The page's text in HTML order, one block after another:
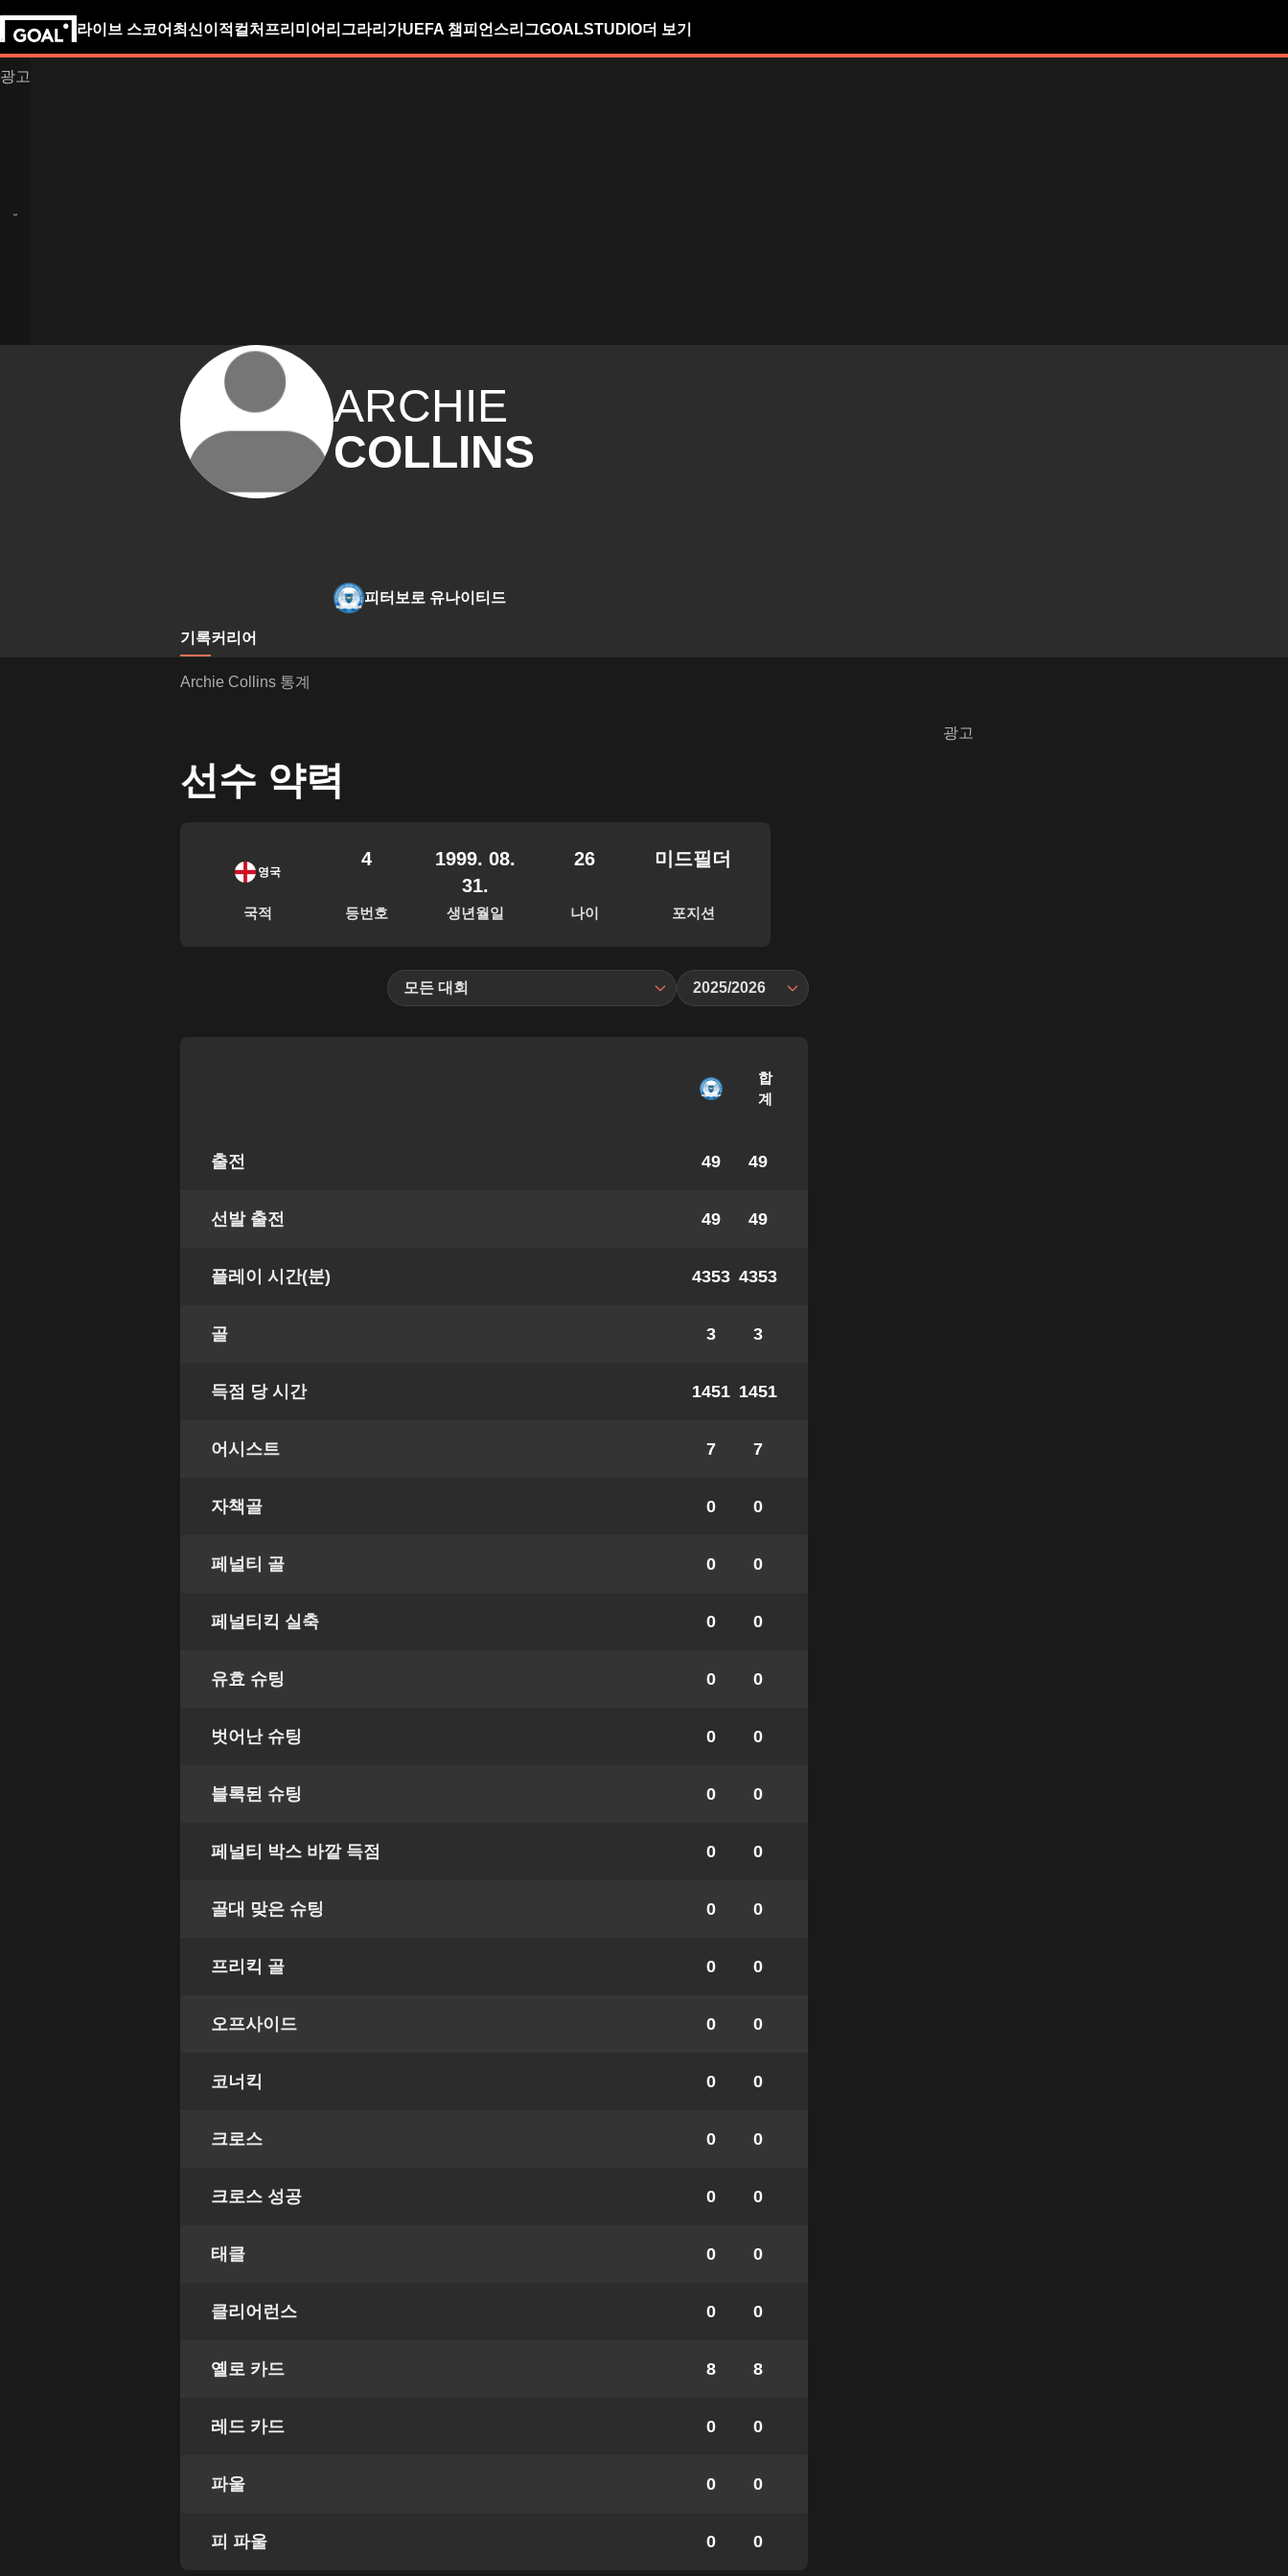
라이브 스코어 최신이적 컬처 프리미어리그라리가UEFA 챔피언스리그GOALSTUDIO더 보기
ARCHIE
COLLINS
피터보로 유나이티드
기록커리어
Archie Collins 통계
선수 약력
영국
국적
4
등번호
1999. 08.
31.
생년월일
26
나이
미드필더
포지션
모든 대회 2025/2026
합
계
출전 49 49
선발 출전 49 49
플레이 시간(분) 4353 4353
골 3 3
득점 당 시간 1451 1451
어시스트 7 7
자책골 0 0
페널티 골 0 0
페널티킥 실축 0 0
유효 슈팅 0 0
벗어난 슈팅 0 0
블록된 슈팅 0 0
페널티 박스 바깥 득점 0 0
골대 맞은 슈팅 0 0
프리킥 골 0 0
오프사이드 0 0
코너킥 0 0
크로스 0 0
크로스 성공 0 0
태클 0 0
클리어런스 0 0
옐로 카드 8 8
레드 카드 0 0
파울 0 0
피 파울 0 0